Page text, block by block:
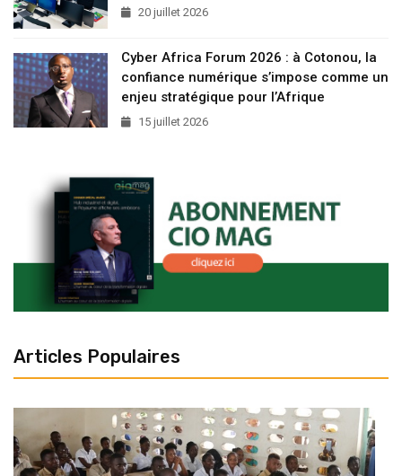
20 juillet 2026
Cyber Africa Forum 2026 : à Cotonou, la
confiance numérique s’impose comme un
enjeu stratégique pour l’Afrique
15 juillet 2026
Articles Populaires